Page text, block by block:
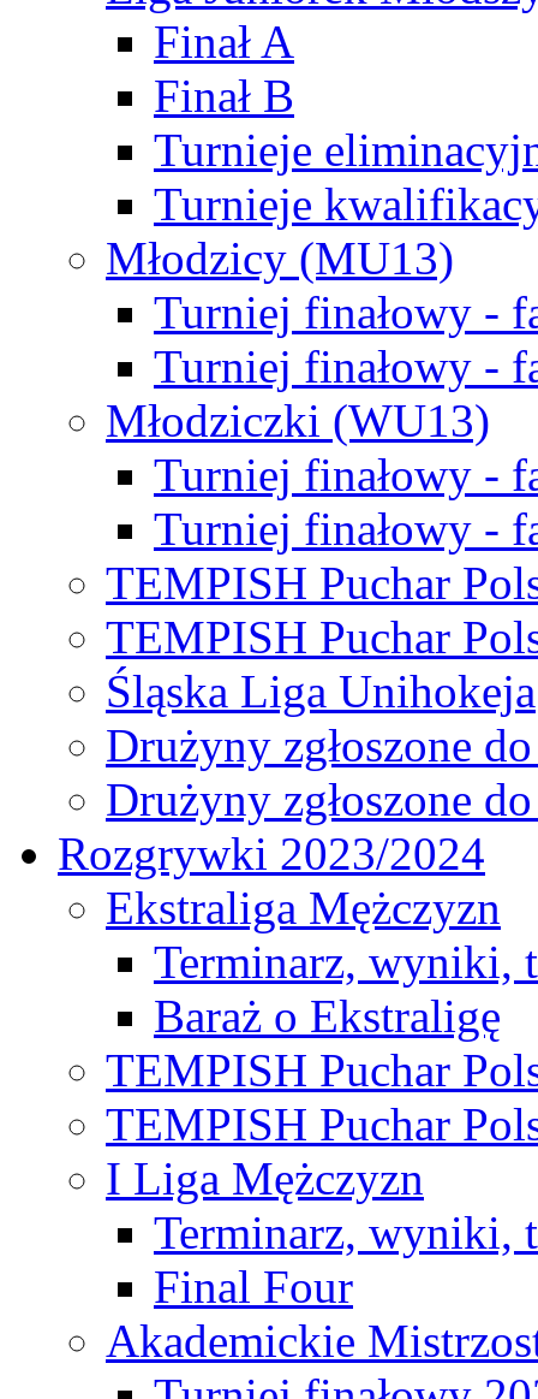
Finał A
Finał B
Turnieje
Turnieje
Młodzicy (MU13)
Turniej finałowy -
Turniej finałowy -
Młodziczki (WU13)
Turniej finałowy -
Turniej finałowy -
TEMPISH Puchar
TEMPISH Puchar
Śląska Liga Unihokeja
Drużyny zgłoszone
Drużyny zgłoszone
Rozgrywki 2023/2024
Ekstraliga Mężczyzn
Terminarz, wyniki,
Baraż o Ekstraligę
TEMPISH Puchar
TEMPISH Puchar
I Liga Mężczyzn
Terminarz, wyniki,
Final Four
Akademickie